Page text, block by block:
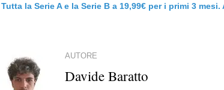
Tutta la Serie A e la Serie B a 19,99€ per i primi 3
AUTORE
Davide Baratto